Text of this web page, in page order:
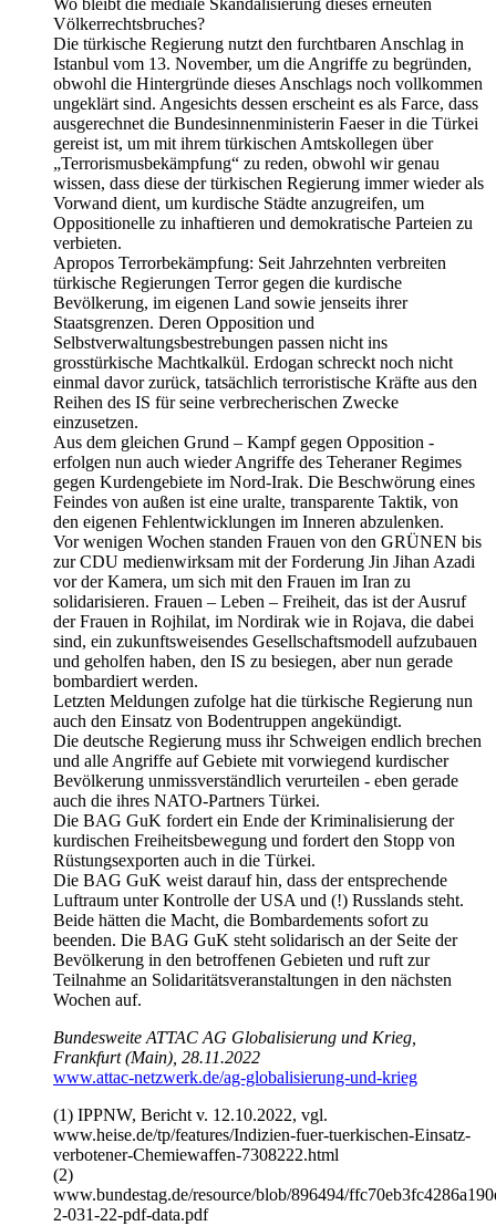
Völkerrechtsbruches?
Die türkische Regierung nutzt den furchtbaren Anschlag in
Istanbul vom 13. November, um die Angriffe zu begründen,
obwohl die Hintergründe dieses Anschlags noch vollkommen
ungeklärt sind. Angesichts dessen erscheint es als Farce, dass
ausgerechnet die Bundesinnenministerin Faeser in die Türkei
gereist ist, um mit ihrem türkischen Amtskollegen über
„Terrorismusbekämpfung“ zu reden, obwohl wir genau
wissen, dass diese der türkischen Regierung immer wieder als
Vorwand dient, um kurdische Städte anzugreifen, um
Oppositionelle zu inhaftieren und demokratische Parteien zu
verbieten.
Apropos Terrorbekämpfung: Seit Jahrzehnten verbreiten
türkische Regierungen Terror gegen die kurdische
Bevölkerung, im eigenen Land sowie jenseits ihrer
Staatsgrenzen. Deren Opposition und
Selbstverwaltungsbestrebungen passen nicht ins
grosstürkische Machtkalkül. Erdogan schreckt noch nicht
einmal davor zurück, tatsächlich terroristische Kräfte aus den
Reihen des IS für seine verbrecherischen Zwecke
einzusetzen.
Aus dem gleichen Grund – Kampf gegen Opposition -
erfolgen nun auch wieder Angriffe des Teheraner Regimes
gegen Kurdengebiete im Nord-Irak. Die Beschwörung eines
Feindes von außen ist eine uralte, transparente Taktik, von
den eigenen Fehlentwicklungen im Inneren abzulenken.
Vor wenigen Wochen standen Frauen von den GRÜNEN bis
zur CDU medienwirksam mit der Forderung Jin Jihan Azadi
vor der Kamera, um sich mit den Frauen im Iran zu
solidarisieren. Frauen – Leben – Freiheit, das ist der Ausruf
der Frauen in Rojhilat, im Nordirak wie in Rojava, die dabei
sind, ein zukunftsweisendes Gesellschaftsmodell aufzubauen
und geholfen haben, den IS zu besiegen, aber nun gerade
bombardiert werden.
Letzten Meldungen zufolge hat die türkische Regierung nun
auch den Einsatz von Bodentruppen angekündigt.
Die deutsche Regierung muss ihr Schweigen endlich brechen
und alle Angriffe auf Gebiete mit vorwiegend kurdischer
Bevölkerung unmissverständlich verurteilen - eben gerade
auch die ihres NATO-Partners Türkei.
Die BAG GuK fordert ein Ende der Kriminalisierung der
kurdischen Freiheitsbewegung und fordert den Stopp von
Rüstungsexporten auch in die Türkei.
Die BAG GuK weist darauf hin, dass der entsprechende
Luftraum unter Kontrolle der USA und (!) Russlands steht.
Beide hätten die Macht, die Bombardements sofort zu
beenden. Die BAG GuK steht solidarisch an der Seite der
Bevölkerung in den betroffenen Gebieten und ruft zur
Teilnahme an Solidaritätsveranstaltungen in den nächsten
Wochen auf.
Bundesweite ATTAC AG Globalisierung und Krieg,
Frankfurt (Main), 28.11.2022
www.attac-netzwerk.de/ag-globalisierung-und-krieg
(1) IPPNW, Bericht v. 12.10.2022, vgl.
www.heise.de/tp/features/Indizien-fuer-tuerkischen-Einsatz-
verbotener-Chemiewaffen-7308222.html
(2)
www.bundestag.de/resource/blob/896494/
2-031-22-pdf-data.pdf